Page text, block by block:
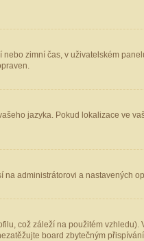
zimní čas, v uživatelském
jazyka. Pokud lokalizace ve
administrátorovi a nastavených
což záleží na použitém
board zbytečným